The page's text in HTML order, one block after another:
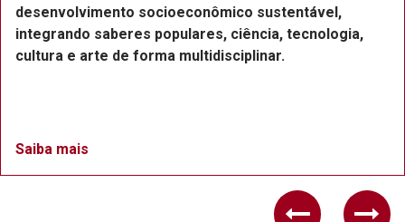
desenvolvimento socioeconômico sustentável,
integrando saberes populares, ciência, tecnologia,
cultura e arte de forma multidisciplinar.
Saiba mais